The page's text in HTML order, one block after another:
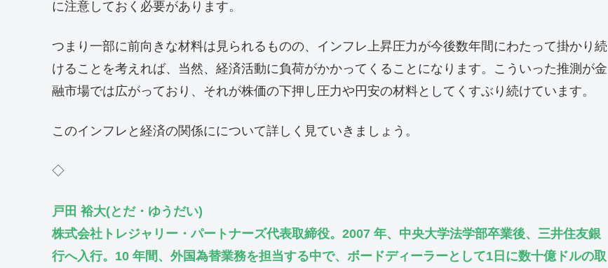
に注意しておく必要があります。
つまり一部に前向きな材料は見られるものの、インフレ上昇圧力が今後数年間にわたって掛かり続
けることを考えれば、当然、経済活動に負荷がかかってくることになります。こういった推測が金
融市場では広がっており、それが株価の下押し圧力や円安の材料としてくすぶり続けています。
このインフレと経済の関係にについて詳しく見ていきましょう。
◇
戸田 裕大(とだ・ゆうだい)
株式会社トレジャリー・パートナーズ代表取締役。2007 年、中央大学法学部卒業後、三井住友銀
行へ入行。10 年間、外国為替業務を担当する中で、ボードディーラーとして1日に数十億ドルの取